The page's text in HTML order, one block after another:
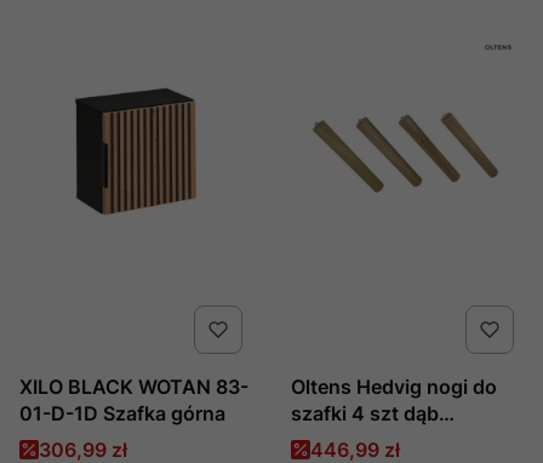
XILO BLACK WOTAN 83-
01-D-1D Szafka górna
Cena promocyjna
306,99 zł
Oltens Hedvig nogi do
szafki 4 szt dąb
naturalny 69001060
Cena promocyjna
446,99 zł